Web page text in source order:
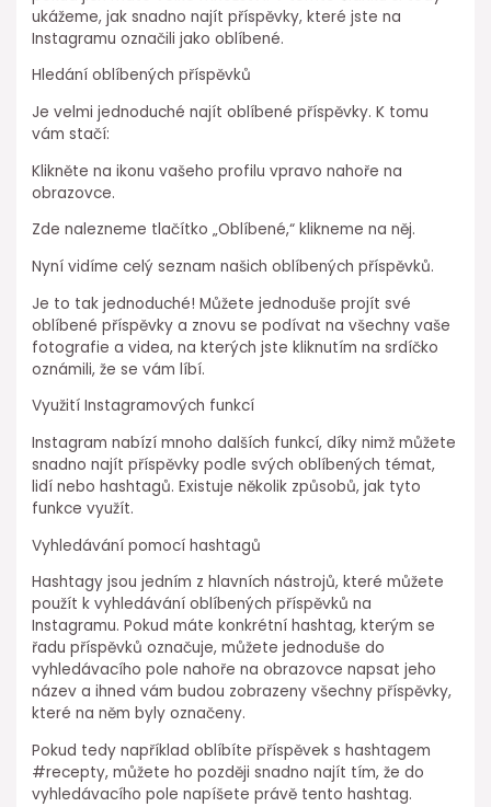
ukážeme, jak snadno najít příspěvky, které jste na
Instagramu označili jako oblíbené.
Hledání oblíbených příspěvků
Je velmi jednoduché najít oblíbené příspěvky. K tomu
vám stačí:
Klikněte na ikonu vašeho profilu vpravo nahoře na
obrazovce.
Zde nalezneme tlačítko „Oblíbené,“ klikneme na něj.
Nyní vidíme celý seznam našich oblíbených příspěvků.
Je to tak jednoduché! Můžete jednoduše projít své
oblíbené příspěvky a znovu se podívat na všechny vaše
fotografie a videa, na kterých jste kliknutím na srdíčko
oznámili, že se vám líbí.
Využití Instagramových funkcí
Instagram nabízí mnoho dalších funkcí, díky nimž můžete
snadno najít příspěvky podle svých oblíbených témat,
lidí nebo hashtagů. Existuje několik způsobů, jak tyto
funkce využít.
Vyhledávání pomocí hashtagů
Hashtagy jsou jedním z hlavních nástrojů, které můžete
použít k vyhledávání oblíbených příspěvků na
Instagramu. Pokud máte konkrétní hashtag, kterým se
řadu příspěvků označuje, můžete jednoduše do
vyhledávacího pole nahoře na obrazovce napsat jeho
název a ihned vám budou zobrazeny všechny příspěvky,
které na něm byly označeny.
Pokud tedy například oblíbíte příspěvek s hashtagem
#recepty, můžete ho později snadno najít tím, že do
vyhledávacího pole napíšete právě tento hashtag.